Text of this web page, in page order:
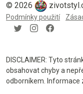
© 2026
Podmínky použití
DISCLAIMER: Tyto
obsahovat chyby a
odborníkem. Informace